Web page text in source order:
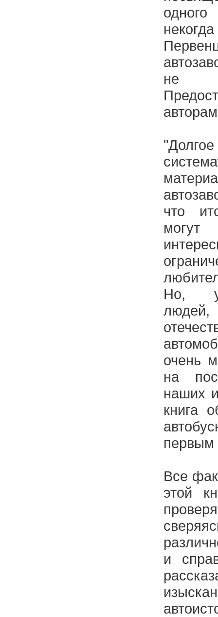
не
что
Но,
очень
на
наших
книга
первым
Все
этой
и